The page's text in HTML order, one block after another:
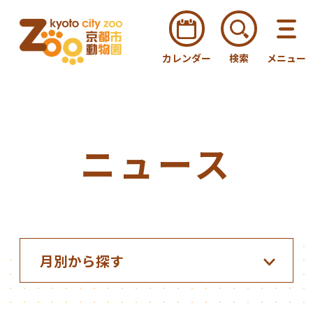
カレンダー 検索 メニュー
ニュース